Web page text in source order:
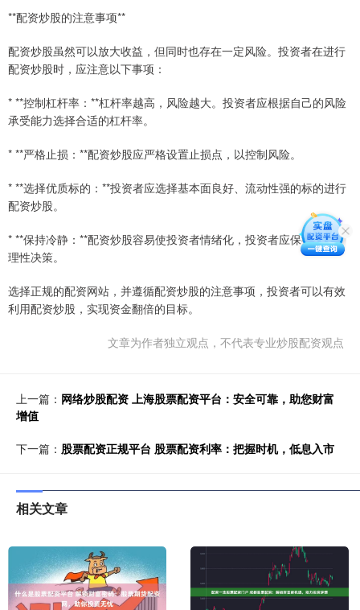
**配资炒股的注意事项**
配资炒股虽然可以放大收益，但同时也存在一定风险。投资者在进行
配资炒股时，应注意以下事项：
* **控制杠杆率：**杠杆率越高，风险越大。投资者应根据自己的风险
承受能力选择合适的杠杆率。
* **严格止损：**配资炒股应严格设置止损点，以控制风险。
* **选择优质标的：**投资者应选择基本面良好、流动性强的标的进行
配资炒股。
* **保持冷静：**配资炒股容易使投资者情绪化，投资者应保持冷静，
理性决策。
选择正规的配资网站，并遵循配资炒股的注意事项，投资者可以有效
利用配资炒股，实现资金翻倍的目标。
文章为作者独立观点，不代表专业炒股配资观点
上一篇： 网络炒股配资 上海股票配资平台：安全可靠，助您财富
增值
下一篇： 股票配资正规平台 股票配资利率：把握时机，低息入市
相关文章